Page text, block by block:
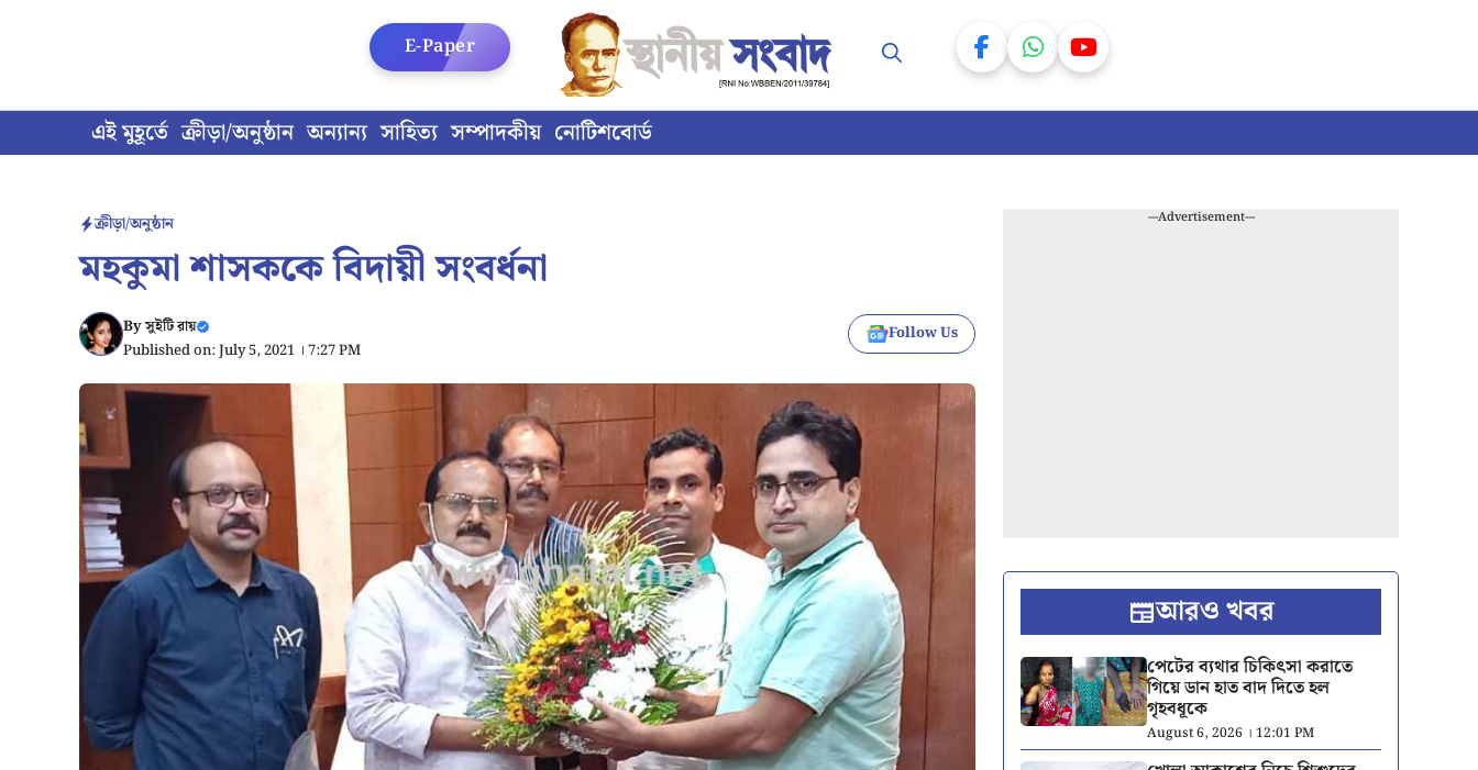
এই মুহূর্তে ক্রীড়া/অনুষ্ঠান অন্যান্য সাহিত্য সম্পাদকীয় নোটিশবোর্ড
E-Paper
ক্রীড়া/অনুষ্ঠান
মহকুমা শাসককে বিদায়ী সংবর্ধনা
Byসুইটি রায়
Published on: July 5, 2021 । 7:27 PM
Follow Us
---Advertisement---
আরও খবর
পেটের ব্যথার চিকিৎসা করাতে
গিয়ে ডান হাত বাদ দিতে হল
গৃহবধূকে
August 6, 2026 । 12:01 PM